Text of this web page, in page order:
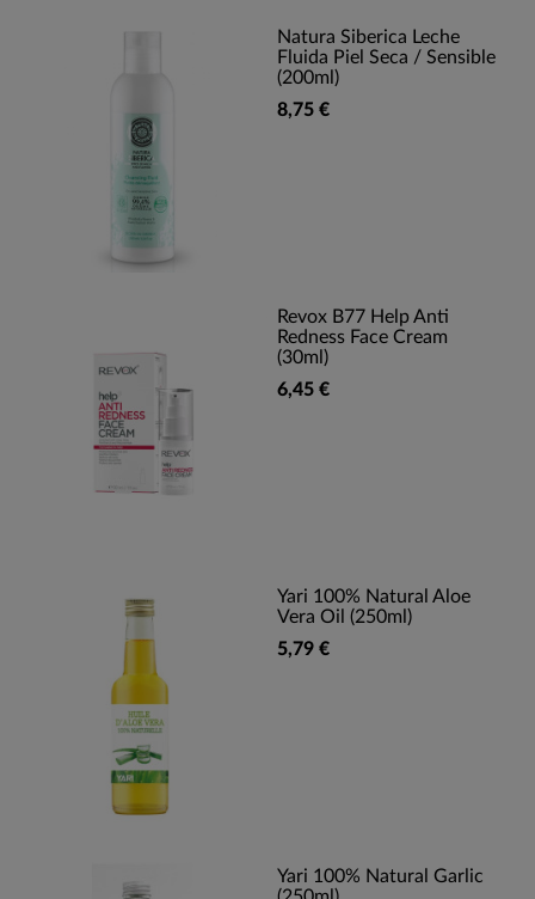
Natura Siberica Leche
Fluida Piel Seca / Sensible
(200ml)
8,75 €
Revox B77 Help Anti
Redness Face Cream
(30ml)
6,45 €
Yari 100% Natural Aloe
Vera Oil (250ml)
5,79 €
Yari 100% Natural Garlic